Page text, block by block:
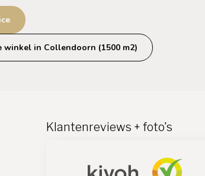
winkel in Collendoorn (1500 m2)
Klantenreviews + foto's